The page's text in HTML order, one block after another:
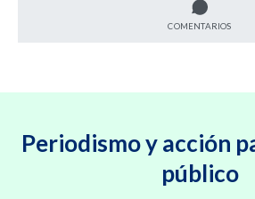
COMENTARIOS
Periodismo y acción
público